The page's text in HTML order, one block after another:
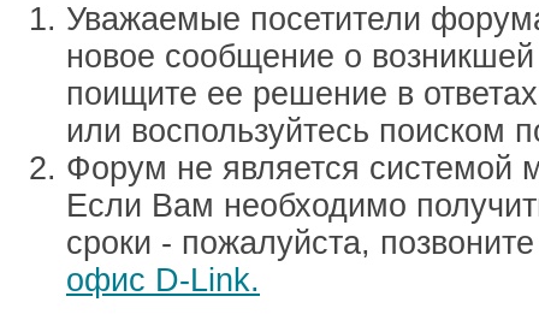
Уважаемые посетители
новое сообщение о
поищите ее решение в
или воспользуйтесь поиском
Форум не является системой
Если Вам необходимо
сроки - пожалуйста,
офис D-Link.